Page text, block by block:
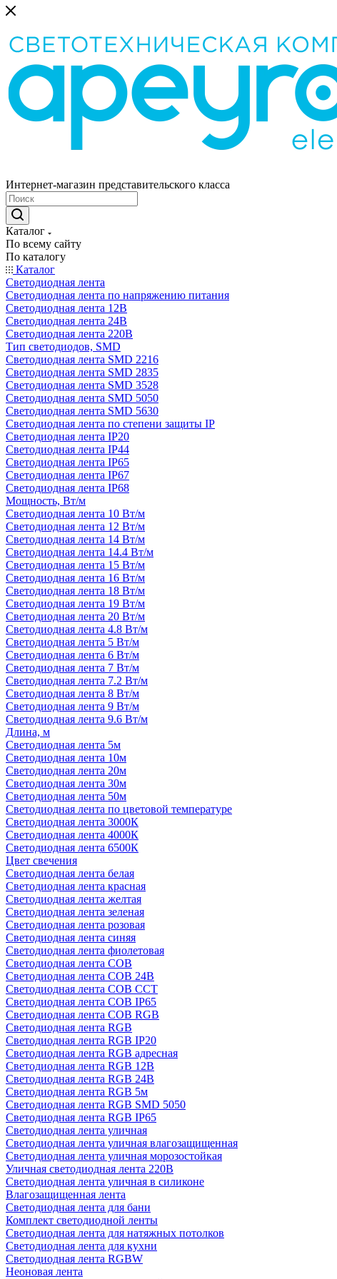
Интернет-магазин представительского класса
Каталог
По всему сайту
По каталогу
Каталог
Светодиодная лента
Светодиодная лента по напряжению питания
Светодиодная лента 12В
Светодиодная лента 24В
Светодиодная лента 220В
Тип светодиодов, SMD
Cветодиодная лента SMD 2216
Светодиодная лента SMD 2835
Светодиодная лента SMD 3528
Светодиодная лента SMD 5050
Светодиодная лента SMD 5630
Светодиодная лента по степени защиты IP
Светодиодная лента IP20
Светодиодная лента IP44
Светодиодная лента IP65
Светодиодная лента IP67
Светодиодная лента IP68
Мощность, Вт/м
Светодиодная лента 10 Вт/м
Светодиодная лента 12 Вт/м
Светодиодная лента 14 Вт/м
Светодиодная лента 14.4 Вт/м
Светодиодная лента 15 Вт/м
Светодиодная лента 16 Вт/м
Светодиодная лента 18 Вт/м
Светодиодная лента 19 Вт/м
Светодиодная лента 20 Вт/м
Светодиодная лента 4.8 Вт/м
Светодиодная лента 5 Вт/м
Светодиодная лента 6 Вт/м
Светодиодная лента 7 Вт/м
Светодиодная лента 7.2 Вт/м
Светодиодная лента 8 Вт/м
Светодиодная лента 9 Вт/м
Светодиодная лента 9.6 Вт/м
Длина, м
Светодиодная лента 5м
Светодиодная лента 10м
Светодиодная лента 20м
Светодиодная лента 30м
Светодиодная лента 50м
Светодиодная лента по цветовой температуре
Светодиодная лента 3000К
Светодиодная лента 4000К
Светодиодная лента 6500К
Цвет свечения
Светодиодная лента белая
Светодиодная лента красная
Светодиодная лента желтая
Светодиодная лента зеленая
Светодиодная лента розовая
Светодиодная лента синяя
Светодиодная лента фиолетовая
Светодиодная лента COB
Светодиодная лента COB 24В
Светодиодная лента COB CCT
Светодиодная лента COB IP65
Светодиодная лента COB RGB
Светодиодная лента RGB
Светодиодная лента RGB IP20
Светодиодная лента RGB адресная
Светодиодная лента RGB 12В
Светодиодная лента RGB 24В
Светодиодная лента RGB 5м
Светодиодная лента RGB SMD 5050
Светодиодная лента RGB IP65
Светодиодная лента уличная
Светодиодная лента уличная влагозащищенная
Светодиодная лента уличная морозостойкая
Уличная светодиодная лента 220В
Светодиодная лента уличная в силиконе
Влагозащищенная лента
Светодиодная лента для бани
Комплект светодиодной ленты
Светодиодная лента для натяжных потолков
Светодиодная лента для кухни
Светодиодная лента RGBW
Неоновая лента